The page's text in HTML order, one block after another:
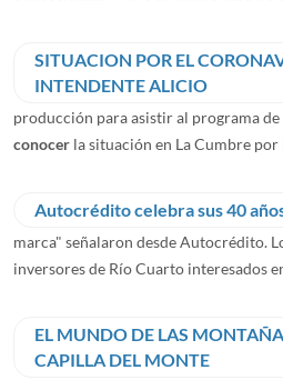
SITUACION POR EL
INTENDENTE ALICIO
producción para asistir al programa
conocer la situación en La Cumbre por
Autocrédito celebra sus 40
marca" señalaron desde Autocrédito.
inversores de Río Cuarto interesados
EL MUNDO DE LAS
CAPILLA DEL MONTE